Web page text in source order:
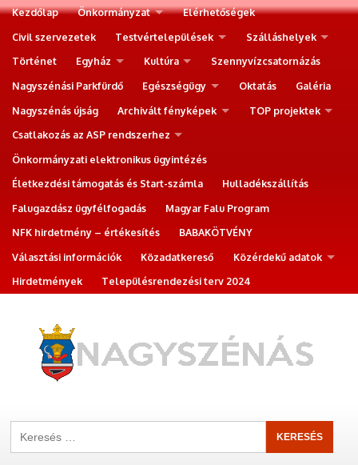
Kezdőlap Önkormányzat
Elérhetőségek
Civil szervezetek
Testvértelepülések
Szálláshelyek
Történet
Egyház Kultúra
Szennyvízcsatornázás
Nagyszénási Parkfürdő
Egészségügy Oktatás
Galéria
Nagyszénás újság
Archivált fényképek
TOP projektek
Csatlakozás az ASP rendszerhez
Önkormányzati elektronikus ügyintézés
Életkezdési támogatás és Start-számla
Hulladékszállítás
Falugazdász ügyfélfogadás
Magyar Falu Program
NFK hirdetmény – értékesítés
BABAKÖTVÉNY
Választási információk
Közadatkereső
Közérdekű adatok
Hirdetmények
Településrendezési terv 2024